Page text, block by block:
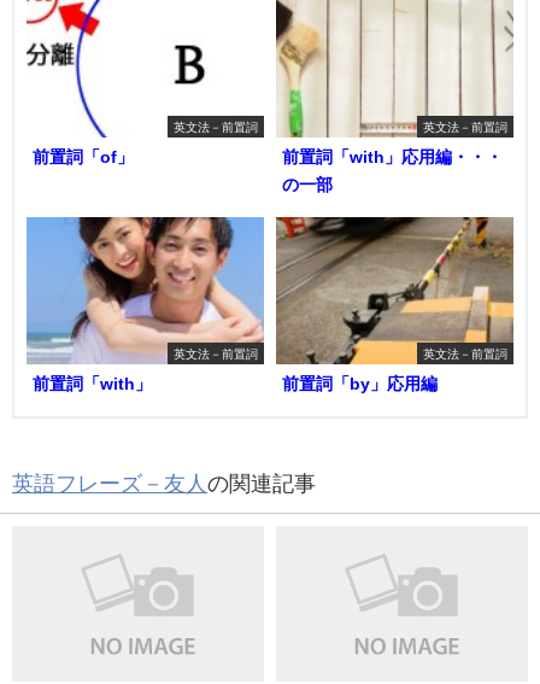
英文法－前置詞
前置詞「of」
英文法－前置詞
前置詞「with」応用編・・・
の一部
英文法－前置詞
前置詞「with」
英文法－前置詞
前置詞「by」応用編
英語フレーズ－友人 の関連記事